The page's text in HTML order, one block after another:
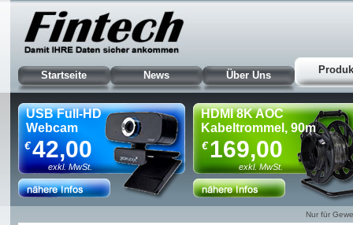
Startseite News Über Uns
USB Full-HD
Webcam
42,00
€
exkl. MwSt.
HDMI 8K AOC
Kabeltrommel, 90m
169,00
€
exkl. MwSt.
Nur für